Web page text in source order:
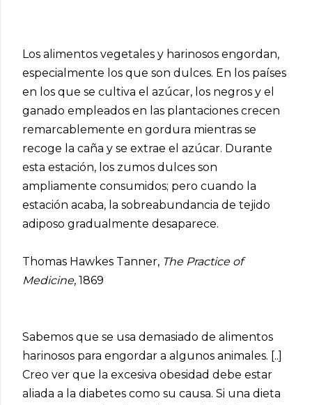
Los alimentos vegetales y harinosos engordan,
especialmente los que son dulces. En los países
en los que se cultiva el azúcar, los negros y el
ganado empleados en las plantaciones crecen
remarcablemente en gordura mientras se
recoge la caña y se extrae el azúcar. Durante
esta estación, los zumos dulces son
ampliamente consumidos; pero cuando la
estación acaba, la sobreabundancia de tejido
adiposo gradualmente desaparece.
Thomas Hawkes Tanner, The Practice of
Medicine, 1869
Sabemos que se usa demasiado de alimentos
harinosos para engordar a algunos animales. [..]
Creo ver que la excesiva obesidad debe estar
aliada a la diabetes como su causa. Si una dieta